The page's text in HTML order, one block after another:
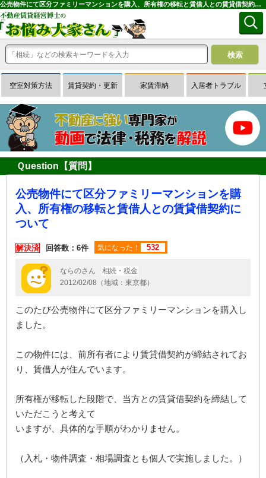
公売物件にて区分ファミリーマンションを購入、所有権の移転と賃借人との賃貸借契約について｜専門家に無料相談できる賃貸経営Ｑ＆Ａサイトはお悩み大家さん
空室対策方法 賃貸契約・更新 家賃滞納 入居者トラブル
Ｑuestion【質問】
公売物件にて区分ファミリーマンションを購
入、所有権の移転と賃借人との賃貸借契約に
ついて
解決済 回答数：6件 気になった！ 532
ならのさん
相続・税金
2012/02/08（地域：東京都）
このたび公売物件にて区分ファミリーマンションを購入し
ました。
この物件には、前所有者により賃貸借契約が締結されてお
り、賃借人が住んでいます。
所有権が移転した段階で、当方との賃貸借契約を締結して
いただこうと考えて
いますが、具体的な手順がわかりません。
（入札・物件調査・相場調査とも個人で実施しました。）